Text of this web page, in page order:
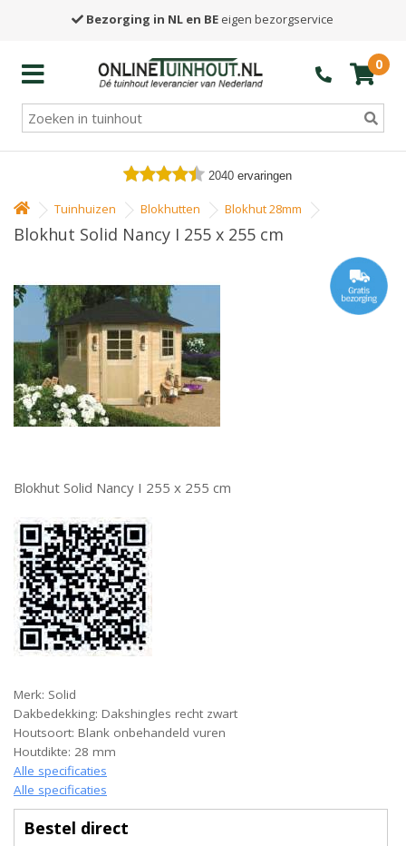
Bezorging in NL en BE eigen bezorgservice
0
2040 ervaringen
Tuinhuizen Blokhutten Blokhut 28mm
Blokhut Solid Nancy I 255 x 255 cm
Blokhut Solid Nancy I 255 x 255 cm
Merk: Solid
Dakbedekking: Dakshingles recht zwart
Houtsoort: Blank onbehandeld vuren
Houtdikte: 28 mm
Alle specificaties
Alle specificaties
Bestel direct